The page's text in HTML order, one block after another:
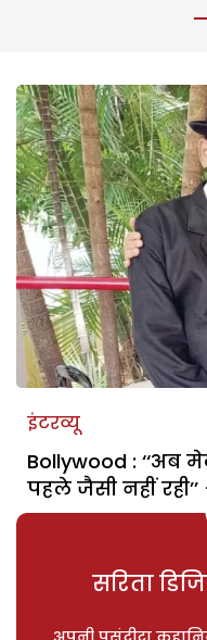
इंटरव्यू
Bollywood : ‘‘अब
पहले जैसी नहीं
सरिता